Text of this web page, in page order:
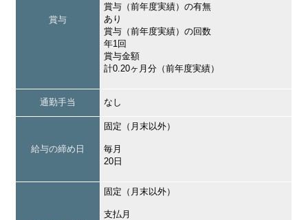
賞与
賞与（前年度実績）の有無
あり
賞与（前年度実績）の回数
年1回
賞与金額
計0.20ヶ月分（前年度実績）
通勤手当 なし
給与の締め日
固定（月末以外）
毎月
20日
固定（月末以外）
支払月